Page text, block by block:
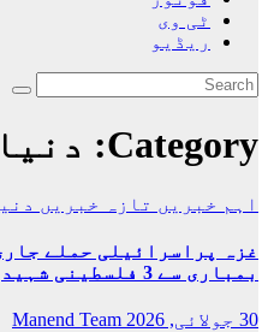
ٹی وی
ریڈیو
Category:
اہم خبریں تازہ خبریں
غزہ پراسرائیلی حملے
بمباری سے 3 فلسطینی شہید
30 جولائی, 2026
Manend Team